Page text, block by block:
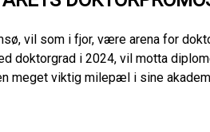
vil som i fjor, være arena for
doktorgrad i 2024, vil motta
meget viktig milepæl i sine